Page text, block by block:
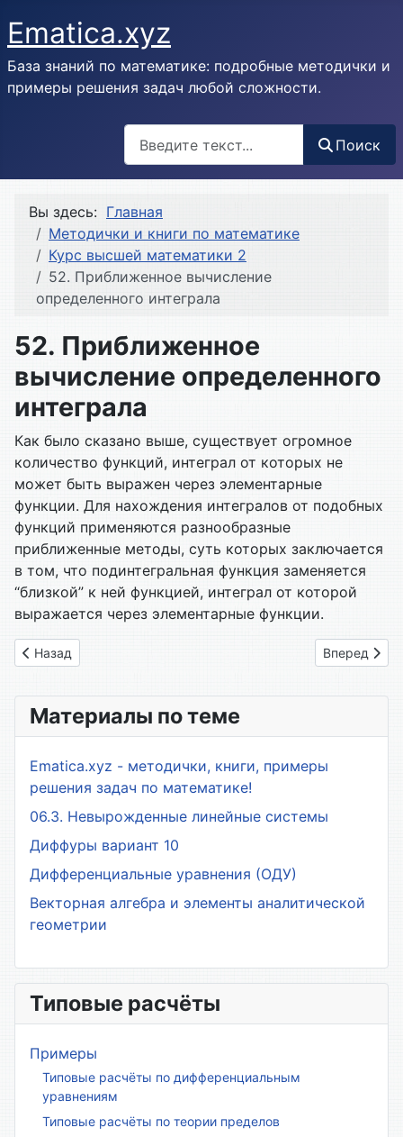
Ematica.xyz
База знаний по математике: подробные методички и
примеры решения задач любой сложности.
Поиск
Вы здесь: Главная
Методички и книги по математике
Курс высшей математики 2
52. Приближенное вычисление
определенного интеграла
52. Приближенное
вычисление определенного
интеграла
Как было сказано выше, существует огромное
количество функций, интеграл от которых не
может быть выражен через элементарные
функции. Для нахождения интегралов от подобных
функций применяются разнообразные
приближенные методы, суть которых заключается
в том, что подинтегральная функция заменяется
“близкой” к ней функцией, интеграл от которой
выражается через элементарные функции.
Предыдущий: 51. Интегрирование по частям
Назад Следующий:
Вперед
Материалы по теме
Ematica.xyz - методички, книги, примеры
решения задач по математике!
06.3. Невырожденные линейные системы
Диффуры вариант 10
Дифференциальные уравнения (ОДУ)
Векторная алгебра и элементы аналитической
геометрии
Типовые расчёты
Примеры
Типовые расчёты по дифференциальным
уравнениям
Типовые расчёты по теории пределов